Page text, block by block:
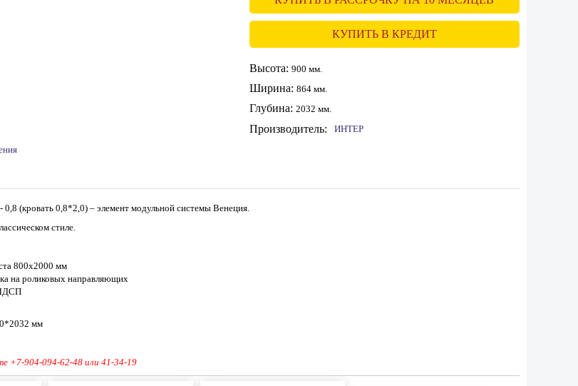
КУПИТЬ В КРЕДИТ
Высота: 900 мм.
Ширина: 864 мм.
Глубина: 2032 мм.
Производитель: ИНТЕР
(кровать 0,8*2,0) – элемент модульной системы Венеция.
стиле.
800х2000 мм
на роликовых направляющих
мм
+7-904-094-62-48 или 41-34-19